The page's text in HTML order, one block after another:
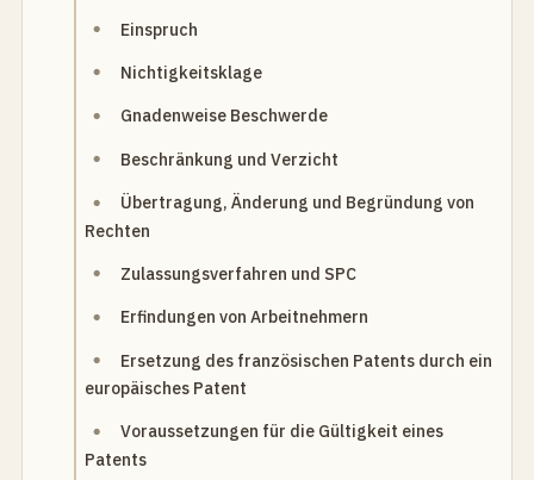
Einspruch
Nichtigkeitsklage
Gnadenweise Beschwerde
Beschränkung und Verzicht
Übertragung, Änderung und Begründung von
Rechten
Zulassungsverfahren und SPC
Erfindungen von Arbeitnehmern
Ersetzung des französischen Patents durch ein
europäisches Patent
Voraussetzungen für die Gültigkeit eines
Patents